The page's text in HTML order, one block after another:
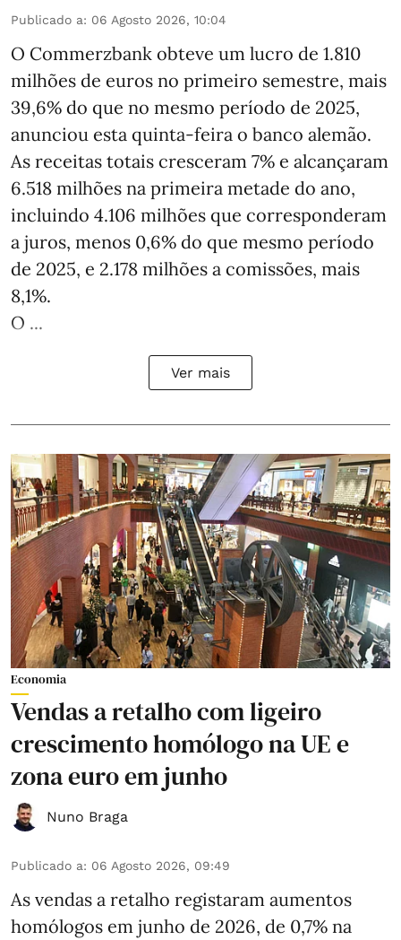
Publicado a: 06 Agosto 2026, 10:04
O Commerzbank obteve um lucro de 1.810
milhões de euros no primeiro semestre, mais
39,6% do que no mesmo período de 2025,
anunciou esta quinta-feira o banco alemão.
As receitas totais cresceram 7% e alcançaram
6.518 milhões na primeira metade do ano,
incluindo 4.106 milhões que corresponderam
a juros, menos 0,6% do que mesmo período
de 2025, e 2.178 milhões a comissões, mais
8,1%.
O ...
Ver mais
Economia
Vendas a retalho com ligeiro
crescimento homólogo na UE e
zona euro em junho
Nuno Braga
Publicado a: 06 Agosto 2026, 09:49
As vendas a retalho registaram aumentos
homólogos em junho de 2026, de 0,7% na